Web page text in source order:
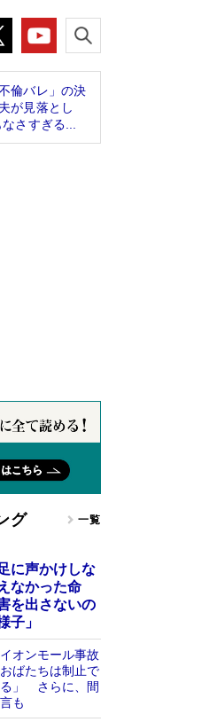
倫バレ」の決
が見落とし
さすぎる...
グ 一覧
に声かけしな
なかった命
を出さないの
子」
オンモール事故
ばたちは制止で
る」 さらに、間
も